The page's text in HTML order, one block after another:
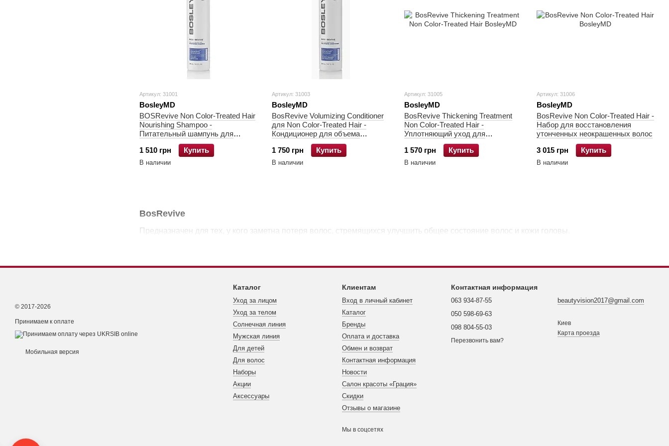
BosRevive
Предназначен для тех, у кого заметна потеря волос, стремящихся улучшить общее состояние волос и кожи головы.
Артикул: 31001
BosleyMD
BOSRevive Non Color-Treated Hair
Nourishing Shampoo -
Питательный шампунь для
утонченных неокрашенных волос
1 510 грн
Купить
В наличии
Артикул: 31003
BosleyMD
BosRevive Volumizing Conditioner
для Non Color-Treated Hair -
Кондиционер для объема
истонченных неокрашенных
волос
1 750 грн Купить
В наличии
Артикул: 31005
BosleyMD
BosRevive Thickening Treatment
Non Color-Treated Hair -
Уплотняющий уход для
утонченных неокрашенных волос
1 570 грн
Купить
В наличии
Артикул: 31006
BosleyMD
BosRevive Non Color-Treated Hair -
Набор для восстановления
утонченных неокрашенных волос
3 015 грн
Купить
В наличии
© 2017-2026
Принимаем к оплате
Мобильная версия
Каталог
Уход за лицом
Уход за телом
Cолнечная линия
Мужская линия
Для детей
Для волос
Наборы
Акции
Аксессуары
Клиентам
Вход в личный кабинет
Каталог
Бренды
Оплата и доставка
Обмен и возврат
Контактная информация
Новости
Салон красоты «Грация»
Скидки
Отзывы о магазине
Мы в соцсетях
Контактная информация
063 934-87-55
050 598-69-63
098 804-55-03
Перезвонить вам?
beautyvision2017@gmail.com
Киев
Карта проезда